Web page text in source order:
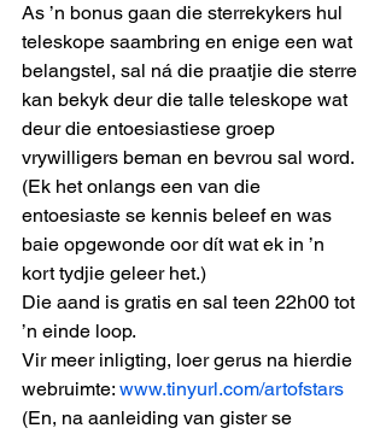
As ’n bonus gaan die sterrekykers hul
teleskope saambring en enige een wat
belangstel, sal ná die praatjie die sterre
kan bekyk deur die talle teleskope wat
deur die entoesiastiese groep
vrywilligers beman en bevrou sal word.
(Ek het onlangs een van die
entoesiaste se kennis beleef en was
baie opgewonde oor dít wat ek in ’n
kort tydjie geleer het.)
Die aand is gratis en sal teen 22h00 tot
’n einde loop.
Vir meer inligting, loer gerus na hierdie
webruimte: www.tinyurl.com/artofstars
(En, na aanleiding van gister se